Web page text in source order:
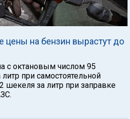
цены на бензин вырастут до
с октановым числом 95
при самостоятельной
шекеля за литр при заправке